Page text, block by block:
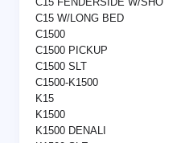
C15 W/LONG BED
C1500
C1500 PICKUP
C1500 SLT
C1500-K1500
K15
K1500
K1500 DENALI